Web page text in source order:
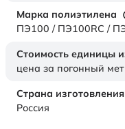
Марка полиэтилена
ПЭ100 / ПЭ100RC /
Стоимость единицы
цена за погонный
Страна изготовления
Россия